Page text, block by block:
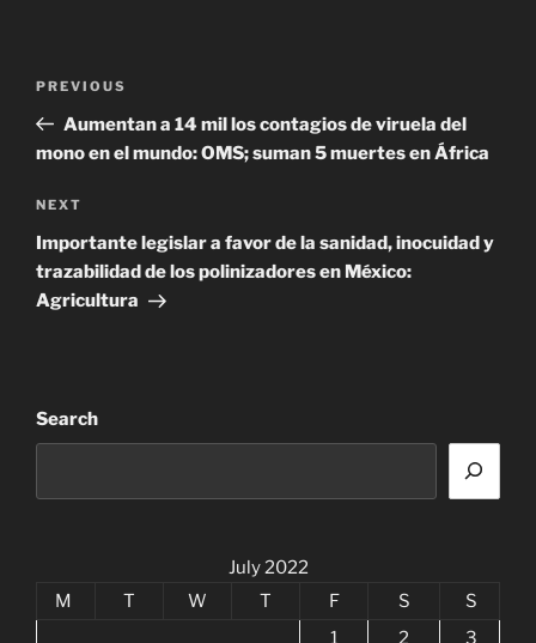
Previous
Post
PREVIOUS
Aumentan a 14 mil los contagios de viruela del
mono en el mundo: OMS; suman 5 muertes en África
Next
Post
NEXT
Importante legislar a favor de la sanidad, inocuidad y
trazabilidad de los polinizadores en México:
Agricultura
Search
July 2022
M
T W T F S
S
1
2 3